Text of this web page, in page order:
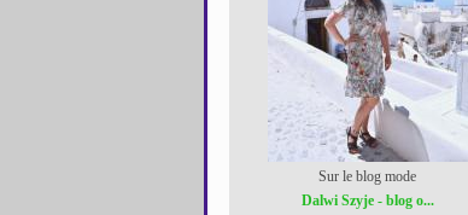
Sur le blog mode
Dalwi Szyje - blog o...